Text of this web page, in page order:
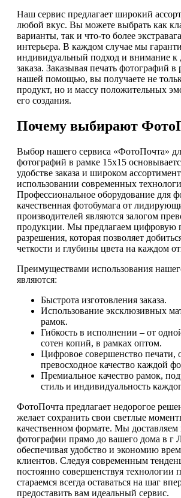
Наш сервис предлагает широкий
любой вкус. Вы можете выбрать как
варианты, так и что-то более
интерьера. В каждом случае мы
индивидуальный подход и внимание к
заказа. Заказывая печать фотографий в
нашей помощью, вы получаете не
продукт, но и массу положительных
его создания.
Почему выбирают
Выбор нашего сервиса «ФотоПочта»
фотографий в рамке 15х15
удобстве заказа и широком
использовании современных
Профессиональное оборудование для
качественная фотобумага от
производителей являются залогом
продукции. Мы предлагаем цифровую
разрешения, которая позволяет
четкости и глубины цвета на каждом
Преимуществами использования
являются:
Быстрота изготовления заказа.
Использование эксклюзивных
рамок.
Гибкость в исполнении – от
сотен копий, в рамках оптом.
Цифровое совершенство печати,
превосходное качество каждой
Премиальное качество рамок,
стиль и индивидуальность
ФотоПочта предлагает недорогое
желает сохранить свои светлые
качественном формате. Мы доставляем
фотографии прямо до вашего дома в г
обеспечивая удобство и экономию
клиентов. Следуя современным
постоянно совершенствуя технологии
стараемся всегда оставаться на шаг
предоставить вам идеальный сервис.